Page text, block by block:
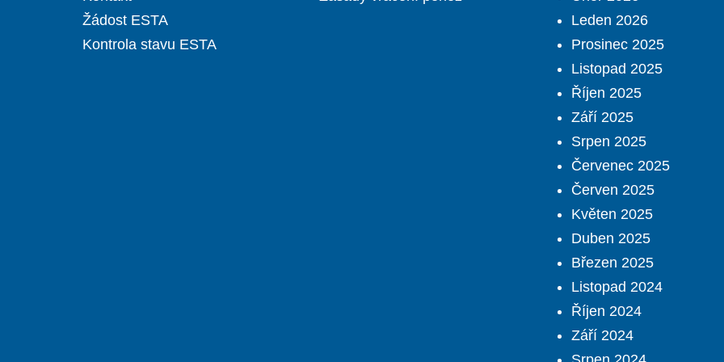
Žádost ESTA
Kontrola stavu ESTA
Leden 2026
Prosinec 2025
Listopad 2025
Říjen 2025
Září 2025
Srpen 2025
Červenec 2025
Červen 2025
Květen 2025
Duben 2025
Březen 2025
Listopad 2024
Říjen 2024
Září 2024